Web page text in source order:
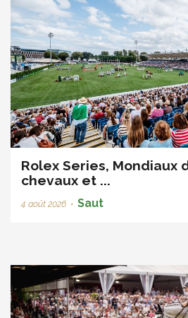
Rolex Series, Mondiaux
chevaux et ...
4 août 2026 • Saut